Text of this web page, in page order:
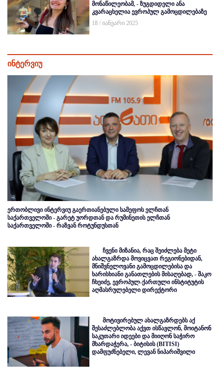
მონაწილეობამ, - ზუგდიდელი ანა
კვარაცხელია ევროპულ გამოცდილებაზე
18 / იანვარი 2025
ინტერვიუ
ერთობლივი ინტერვიუ გაერთიანებული სამეფოს ელჩთან
საქართველოში - გარეტ უორდთან და რუმინეთის ელჩთან
საქართველოში - რაზვან როტუნდუსთან
ჩვენი მიზანია, რაც შეიძლება მეტი
ახალგაზრდა მოვიცვათ რეგიონებიდან,
მნიშვნელოვანი გამოცდილებისა და
ხარისხიანი განათლების მისაღებად, - შაკო
ჩხეიძე, ევროპულ-ქართული ინსტიტუტის
აღმასრულებელი დირექტორი
მოტივირებულ ახალგაზრდებს აქ
შესაძლებლობა აქვთ ისწავლონ, მოიტანონ
საკუთარი იდეები და მიიღონ საჭირო
მხარდაჭერა, - ბიტისის (BITISI)
დამფუძნებელი, ლევან ნიპარიშვილი